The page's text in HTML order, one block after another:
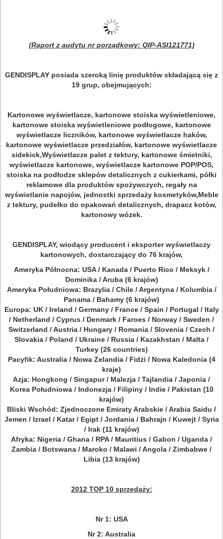
(Raport z audytu nr porządkowy: QIP-ASI121771)
GENDISPLAY posiada szeroką linię produktów składającą się z
19 grup, obejmujących:
Kartonowe wyświetlacze, kartonowe stoiska wyświetleniowe,
kartonowe stoiska wyświetleniowe podłogowe, kartonowe
wyświetlacze liczników, kartonowe wyświetlacze haków,
kartonowe wyświetlacze przedziałów, kartonowe wyświetlacze
sidekick,Wyświetlacze palet z tektury, kartonowe śmietniki,
wyświetlacze kartonowe, wyświetlacze kartonowe POP/POS,
stoiska na podłodze sklepów detalicznych z cukierkami, półki
reklamowe dla produktów spożywczych, regały na
wyświetlanie napojów, jednostki sprzedaży kosmetyków,Meble
z tektury, pudełko do opakowań detalicznych, drapacz kotów,
kartonowy wózek.
GENDISPLAY, wiodący producent i eksporter wyświetlaczy
kartonowych, dostarczający do 76 krajów,
Ameryka Północna: USA / Kanada / Puerto Rico / Meksyk /
Dominika / Aruba (6 krajów)
Ameryka Południowa: Brazylia / Chile / Argentyna / Kolumbia /
Panama / Bahamy (6 krajów)
Europa: UK / Ireland / Germany / France / Spain / Portugal / Italy
/ Netherland / Cyprus / Denmark / Faroes / Norway / Sweden /
Switzerland / Austria / Hungary / Romania / Slovenia / Czech /
Slovakia / Poland / Ukraine / Russia / Kazakhstan / Malta /
Turkey (26 countries)
Pacyfik: Australia / Nowa Zelandia / Fidżi / Nowa Kaledonia (4
kraje)
Azja: Hongkong / Singapur / Malezja / Tajlandia / Japonia /
Korea Południowa / Indonezja / Filipiny / Indie / Pakistan (10
krajów)
Bliski Wschód: Zjednoczone Emiraty Arabskie / Arabia Saidu /
Jemen / Izrael / Katar / Egipt / Jordania / Bahrajn / Kuwejt / Syria
/ Irak (11 krajów)
Afryka: Nigeria / Ghana / RPA / Mauritius / Gabon / Uganda /
Zambia / Botswana / Maroko / Malawi / Angola / Zimbabwe /
Libia (13 krajów)
2012 TOP 10 sprzedaży:
Nr 1: USA
Nr 2: Australia